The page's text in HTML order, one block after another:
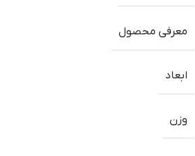
معرفی محصول
ابعاد
وزن